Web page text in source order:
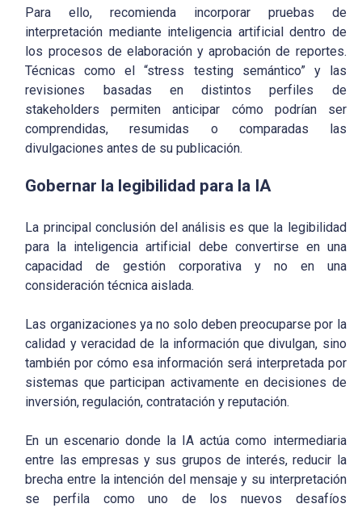
Para ello, recomienda incorporar pruebas de
interpretación mediante inteligencia artificial dentro de
los procesos de elaboración y aprobación de reportes.
Técnicas como el “stress testing semántico” y las
revisiones basadas en distintos perfiles de
stakeholders permiten anticipar cómo podrían ser
comprendidas, resumidas o comparadas las
divulgaciones antes de su publicación.
Gobernar la legibilidad para la IA
La principal conclusión del análisis es que la legibilidad
para la inteligencia artificial debe convertirse en una
capacidad de gestión corporativa y no en una
consideración técnica aislada.
Las organizaciones ya no solo deben preocuparse por la
calidad y veracidad de la información que divulgan, sino
también por cómo esa información será interpretada por
sistemas que participan activamente en decisiones de
inversión, regulación, contratación y reputación.
En un escenario donde la IA actúa como intermediaria
entre las empresas y sus grupos de interés, reducir la
brecha entre la intención del mensaje y su interpretación
se perfila como uno de los nuevos desafíos